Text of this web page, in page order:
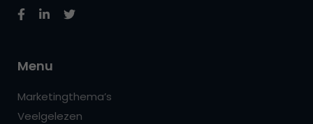
Menu
Marketingthema’s
Veelgelezen